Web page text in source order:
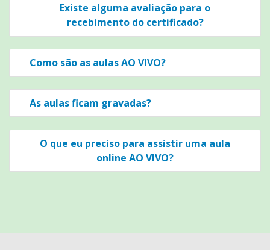
Existe alguma avaliação para o
recebimento do certificado?
Como são as aulas AO VIVO?
As aulas ficam gravadas?
O que eu preciso para assistir uma aula
online AO VIVO?